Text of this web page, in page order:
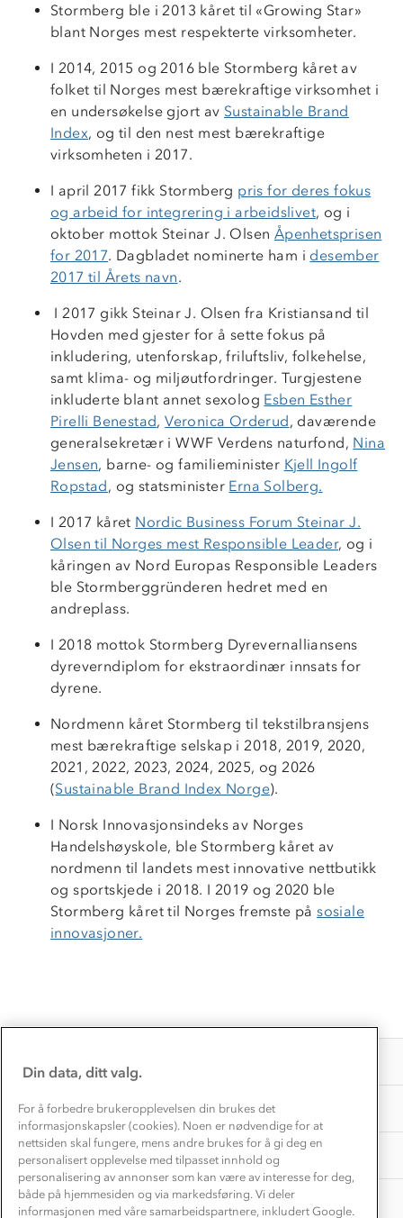
Stormberg ble i 2013 kåret til «Growing Star»
blant Norges mest respekterte virksomheter.
I 2014, 2015 og 2016 ble Stormberg kåret av
folket til Norges mest bærekraftige virksomhet i
en undersøkelse gjort av Sustainable Brand
Index, og til den nest mest bærekraftige
virksomheten i 2017.
I april 2017 fikk Stormberg pris for deres fokus
og arbeid for integrering i arbeidslivet, og i
oktober mottok Steinar J. Olsen Åpenhetsprisen
for 2017. Dagbladet nominerte ham i desember
2017 til Årets navn.
I 2017 gikk Steinar J. Olsen fra Kristiansand til
Hovden med gjester for å sette fokus på
inkludering, utenforskap, friluftsliv, folkehelse,
samt klima- og miljøutfordringer. Turgjestene
inkluderte blant annet sexolog Esben Esther
Pirelli Benestad,Veronica Orderud, daværende
generalsekretær i WWF Verdens naturfond, Nina
Jensen, barne- og familieminister Kjell Ingolf
Ropstad, og statsminister Erna Solberg.
I 2017 kåret Nordic Business Forum Steinar J.
Olsen til Norges mest Responsible Leader, og i
kåringen av Nord Europas Responsible Leaders
ble Stormberggründeren hedret med en
andreplass.
I 2018 mottok Stormberg Dyrevernalliansens
dyreverndiplom for ekstraordinær innsats for
dyrene.
Nordmenn kåret Stormberg til tekstilbransjens
mest bærekraftige selskap i 2018, 2019, 2020,
2021, 2022, 2023, 2024, 2025, og 2026
(Sustainable Brand Index Norge).
I Norsk Innovasjonsindeks av Norges
Handelshøyskole, ble Stormberg kåret av
nordmenn til landets mest innovative nettbutikk
og sportskjede i 2018. I 2019 og 2020 ble
Stormberg kåret til Norges fremste påsosiale
innovasjoner.
Kundeservice
Kontakt oss
Konkurransevinnere
Kundeklubb
OM OSS
Om Stormberg
Verdigrunnlag
Etisk handel
Dyreetikk
1% til samfunnet
TIPS OG RÅD
Alt du trenger til Norgesferien
Dette trenger du til barnehagen
Gravidklær
EL-retur
Store størrelser
Turmat oppskrifter
Beredskap
AKTIVITETER
Storms turtips🐿️
Leirskole 🥾
Barnehageansatt
Tips til hyttetur
Din data, ditt valg.
For å forbedre brukeropplevelsen din brukes det
informasjonskapsler (cookies). Noen er nødvendige for at
nettsiden skal fungere, mens andre brukes for å gi deg en
personalisert opplevelse med tilpasset innhold og
personalisering av annonser som kan være av interesse for deg,
både på hjemmesiden og via markedsføring. Vi deler
informasjonen med våre samarbeidspartnere, inkludert Google.